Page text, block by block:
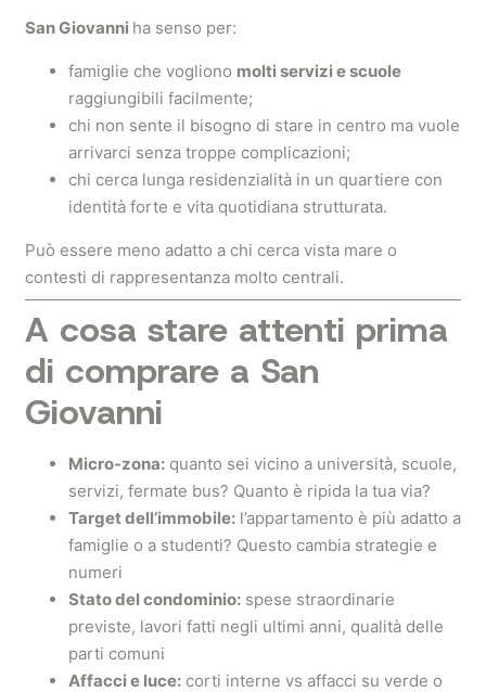
San Giovanni ha senso per:
famiglie che vogliono molti servizi e scuole
raggiungibili facilmente;
chi non sente il bisogno di stare in centro ma vuole
arrivarci senza troppe complicazioni;
chi cerca lunga residenzialità in un quartiere con
identità forte e vita quotidiana strutturata.
Può essere meno adatto a chi cerca vista mare o
contesti di rappresentanza molto centrali.
A cosa stare attenti prima
di comprare a San
Giovanni
Micro‑zona: quanto sei vicino a università, scuole,
servizi, fermate bus? Quanto è ripida la tua via?
Target dell’immobile: l’appartamento è più adatto a
famiglie o a studenti? Questo cambia strategie e
numeri
Stato del condominio: spese straordinarie
previste, lavori fatti negli ultimi anni, qualità delle
parti comuni
Affacci e luce: corti interne vs affacci su verde o